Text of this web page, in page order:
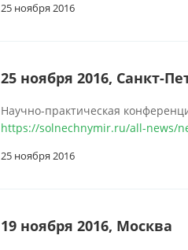
25 ноября 2016
25 ноября 2016, Санкт-
Научно-практическая
https://solnechnymir.ru/all-news/
25 ноября 2016
19 ноября 2016, Москва